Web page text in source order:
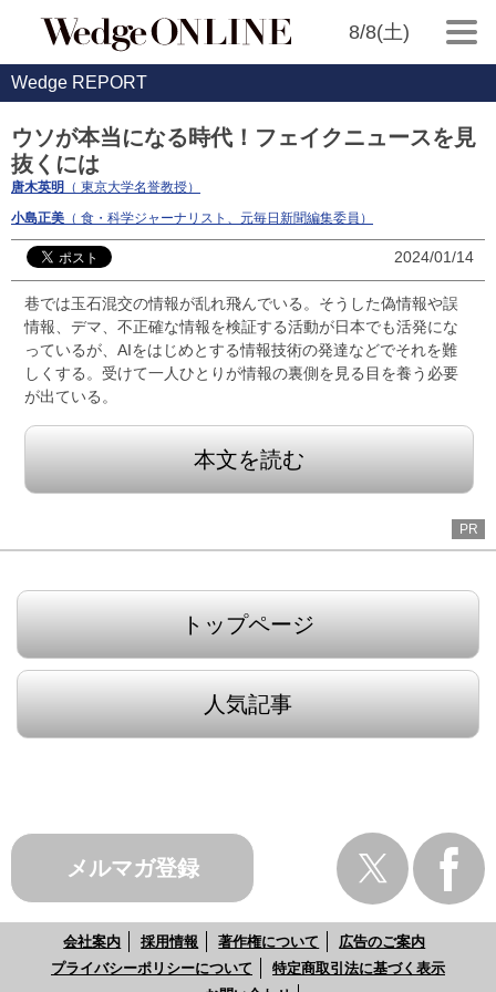
8/8(土)
Wedge REPORT
ウソが本当になる時代！フェイクニュースを見
抜くには
唐木英明
（ 東京大学名誉教授）
小島正美 （ 食・科学ジャーナリスト、元毎日新聞編集委員）
2024/01/14
巷では玉石混交の情報が乱れ飛んでいる。そうした偽情報や誤
情報、デマ、不正確な情報を検証する活動が日本でも活発にな
っているが、AIをはじめとする情報技術の発達などでそれを難
しくする。受けて一人ひとりが情報の裏側を見る目を養う必要
が出ている。
本文を読む
PR
トップページ
人気記事
メルマガ登録
会社案内 採用情報 著作権について
広告のご案内
プライバシーポリシーについて
特定商取引法に基づく表示